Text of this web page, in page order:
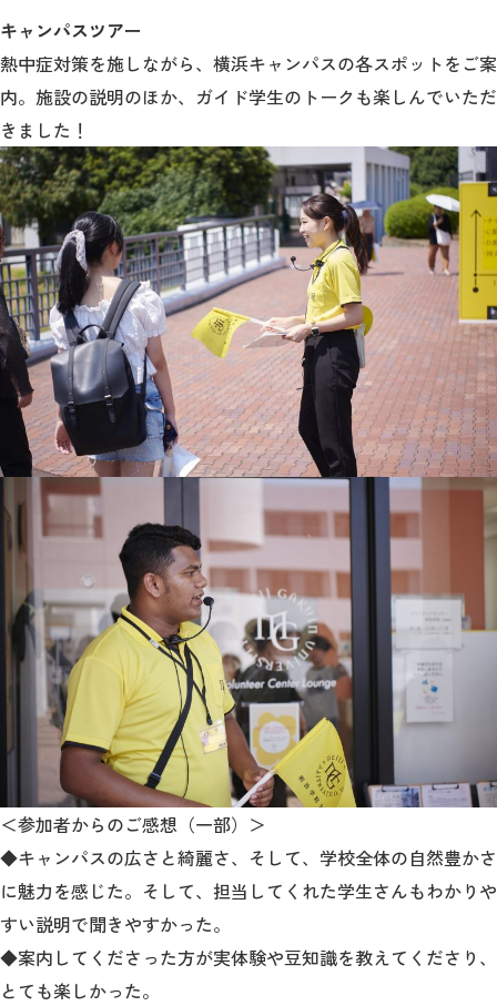
キャンパスツアー
熱中症対策を施しながら、横浜キャンパスの各スポットをご案
内。施設の説明のほか、ガイド学生のトークも楽しんでいただ
きました！
＜参加者からのご感想（一部）＞
◆キャンパスの広さと綺麗さ、そして、学校全体の自然豊かさ
に魅力を感じた。そして、担当してくれた学生さんもわかりや
すい説明で聞きやすかった。
◆案内してくださった方が実体験や豆知識を教えてくださり、
とても楽しかった。